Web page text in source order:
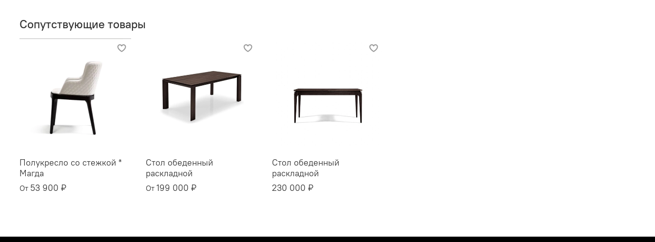
Сопутствующие товары
Полукресло со стежкой *
Магда
От 53 900 ₽
Стол обеденный
раскладной
От 199 000 ₽
Стол обеденный
раскладной
230 000 ₽